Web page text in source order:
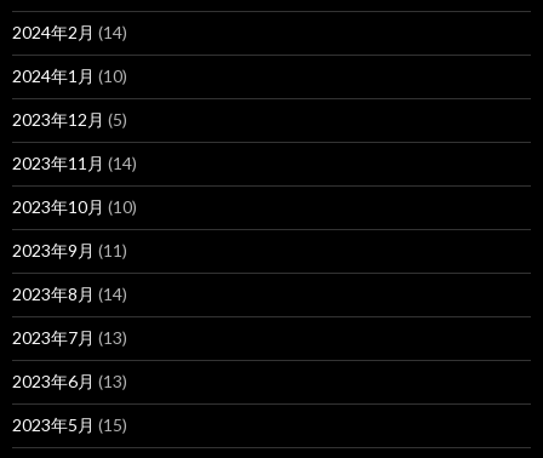
2024年2月 (14)
2024年1月 (10)
2023年12月 (5)
2023年11月 (14)
2023年10月 (10)
2023年9月 (11)
2023年8月 (14)
2023年7月 (13)
2023年6月 (13)
2023年5月 (15)